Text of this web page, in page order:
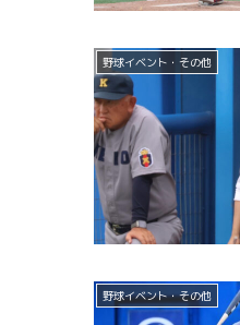
野球イベント・その他
野球イベント・その他